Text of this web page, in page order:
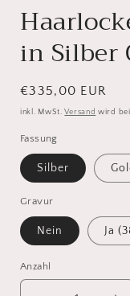
in Silber
Normaler
Preis
€335,00 EUR
inkl. MwSt.Versand wird
Fassung
Silber
Gravur
Nein Ja
Anzahl